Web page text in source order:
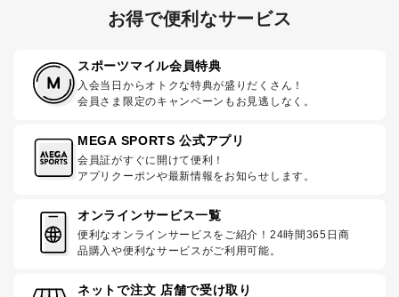
お得で便利なサービス
スポーツマイル会員特典
入会当日からオトクな特典が盛りだくさん！
会員さま限定のキャンペーンもお見逃しなく。
MEGA SPORTS 公式アプリ
会員証がすぐに開けて便利！
アプリクーポンや最新情報をお知らせします。
オンラインサービス一覧
便利なオンラインサービスをご紹介！24時間365日商
品購入や便利なサービスがご利用可能。
ネットで注文 店舗で受け取り